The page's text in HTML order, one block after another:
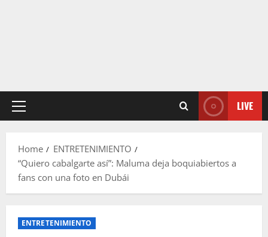
Primary
LIVE
Home
ENTRETENIMIENTO
“Quiero cabalgarte así”: Maluma deja boquiabiertos a
fans con una foto en Dubái
ENTRETENIMIENTO